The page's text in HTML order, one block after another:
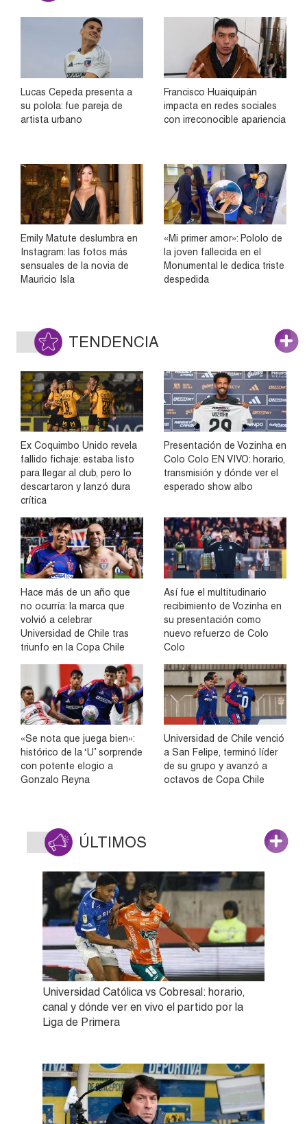
Lucas Cepeda presenta a
su polola: fue pareja de
artista urbano
Francisco Huaiquipán
impacta en redes sociales
con irreconocible apariencia
Emily Matute deslumbra en
Instagram: las fotos más
sensuales de la novia de
Mauricio Isla
«Mi primer amor»: Pololo de
la joven fallecida en el
Monumental le dedica triste
despedida
TENDENCIA
Ex Coquimbo Unido revela
fallido fichaje: estaba listo
para llegar al club, pero lo
descartaron y lanzó dura
crítica
Presentación de Vozinha en
Colo Colo EN VIVO: horario,
transmisión y dónde ver el
esperado show albo
Hace más de un año que
no ocurría: la marca que
volvió a celebrar
Universidad de Chile tras
triunfo en la Copa Chile
Así fue el multitudinario
recibimiento de Vozinha en
su presentación como
nuevo refuerzo de Colo
Colo
«Se nota que juega bien»:
histórico de la ‘U’ sorprende
con potente elogio a
Gonzalo Reyna
Universidad de Chile venció
a San Felipe, terminó líder
de su grupo y avanzó a
octavos de Copa Chile
ÚLTIMOS
Universidad Católica vs Cobresal: horario,
canal y dónde ver en vivo el partido por la
Liga de Primera